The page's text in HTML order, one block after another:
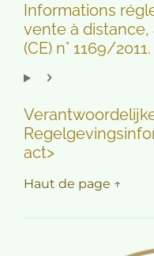
Informations
vente à
(CE) n° 1169/2011.
act>
Haut de page ↑